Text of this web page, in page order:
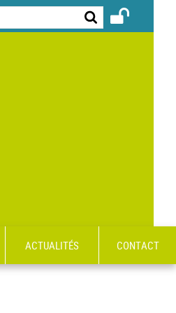
ACTUALITÉS CONTACT